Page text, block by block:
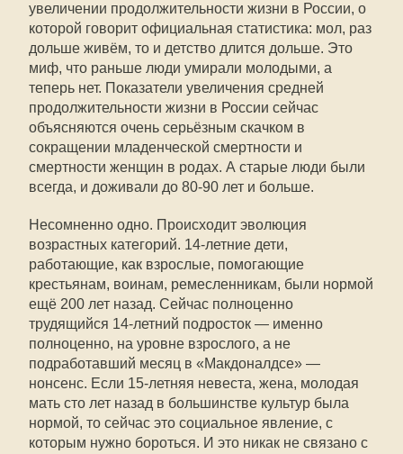
увеличении продолжительности жизни в России, о
которой говорит официальная статистика: мол, раз
дольше живём, то и детство длится дольше. Это
миф, что раньше люди умирали молодыми, а
теперь нет. Показатели увеличения средней
продолжительности жизни в России сейчас
объясняются очень серьёзным скачком в
сокращении младенческой смертности и
смертности женщин в родах. А старые люди были
всегда, и доживали до 80-90 лет и больше.
Несомненно одно. Происходит эволюция
возрастных категорий. 14-летние дети,
работающие, как взрослые, помогающие
крестьянам, воинам, ремесленникам, были нормой
ещё 200 лет назад. Сейчас полноценно
трудящийся 14-летний подросток — именно
полноценно, на уровне взрослого, а не
подработавший месяц в «Макдоналдсе» —
нонсенс. Если 15-летняя невеста, жена, молодая
мать сто лет назад в большинстве культур была
нормой, то сейчас это социальное явление, с
которым нужно бороться. И это никак не связано с